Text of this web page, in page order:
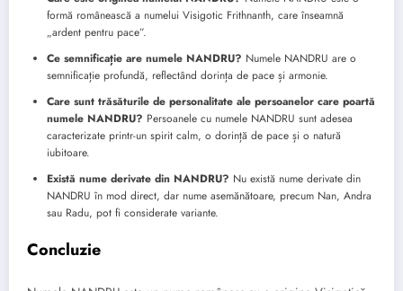
formă românească a numelui Visigotic Frithnanth, care înseamnă
„ardent pentru pace”.
Ce semnificație are numele NANDRU? Numele NANDRU are o
semnificație profundă, reflectând dorința de pace și armonie.
Care sunt trăsăturile de personalitate ale persoanelor care poartă
numele NANDRU? Persoanele cu numele NANDRU sunt adesea
caracterizate printr-un spirit calm, o dorință de pace și o natură
iubitoare.
Există nume derivate din NANDRU? Nu există nume derivate din
NANDRU în mod direct, dar nume asemănătoare, precum Nan, Andra
sau Radu, pot fi considerate variante.
Concluzie